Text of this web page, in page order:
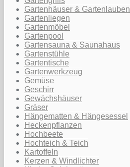
Gartenhäuser & Gartenlauben
Gartenliegen
Gartenmöbel
Gartenpool
Gartensauna & Saunahaus
Gartenstühle
Gartentische
Gartenwerkzeug
Gemüse
Geschirr
Gewächshäuser
Gräser
Hängematten & Hängesessel
Heckenpflanzen
Hochbeete
Hochteich & Teich
Kartoffeln
Kerzen & Windlichter